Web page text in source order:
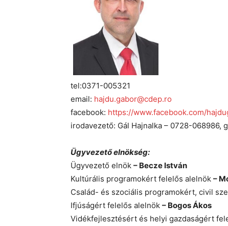
tel:0371-005321
email: hajdu.gabor@cdep.ro
facebook: https://www.facebook.com/
irodavezető: Gál Hajnalka – 0728-068986,
Ügyvezető elnökség:
Ügyvezető elnök – Becze István
Kultúrális programokért felelős alelnök –
Család- és szociális programokért, civil
Ifjúságért felelős alelnök – Bogos Ákos
Vidékfejlesztésért és helyi gazdaságért